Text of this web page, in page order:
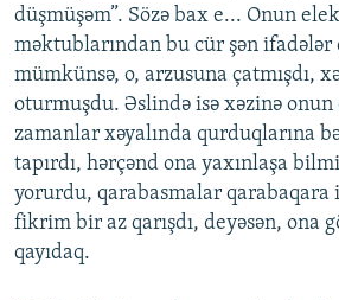
düşmüşəm”. Sözə bax e... Onun
məktublarından bu cür şən ifadələr
mümkünsə, o, arzusuna çatmışdı,
oturmuşdu. Əslində isə xəzinə
zamanlar xəyalında qurduqlarına
tapırdı, hərçənd ona yaxınlaşa
yorurdu, qarabasmalar qarabaqara
fikrim bir az qarışdı, deyəsən, ona
qayıdaq.